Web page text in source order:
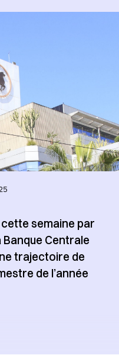
semaine par
Centrale
trajectoire de
de l’année